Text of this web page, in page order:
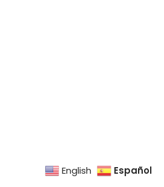
English Español